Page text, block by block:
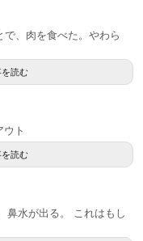
、肉を食べた。やわら
読む
ト
読む
鼻水が出る。 これはもし